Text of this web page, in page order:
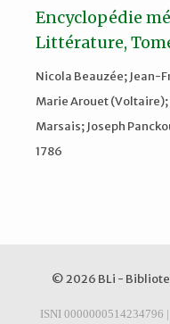
Encyclopédie
Littérature,
Nicola Beauzée; Jean-
Marie Arouet (Voltaire);
Marsais; Joseph
1786
© 2026 BLi -
ISNI 0000000514234796 |